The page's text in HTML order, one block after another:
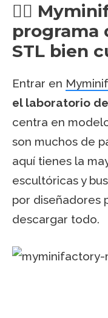
🧚‍♀️
programa
STL bien
Entrar en
el laboratorio
centra en
son muchos de
aquí tienes la
escultóricas y
por diseñadores
descargar todo.